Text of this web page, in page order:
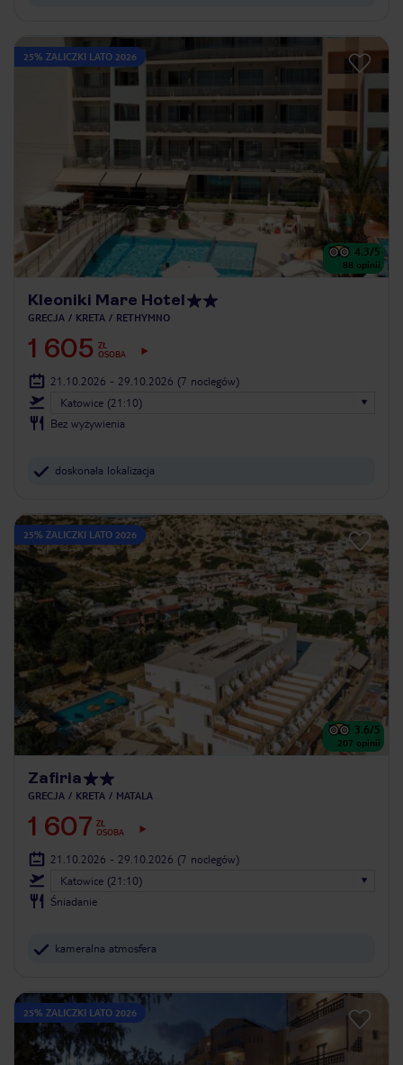
25% ZALICZKI LATO 2026
4.3/5
88 opinii
Kleoniki Mare Hotel
GRECJA KRETA RETHYMNO
1 605 ZŁ
OSOBA
21.10.2026 - 29.10.2026 (7 noclegów)
Katowice (21:10)
Bez wyżywienia
doskonała lokalizacja
25% ZALICZKI LATO 2026
3.6/5
207 opinii
Zafiria
GRECJA KRETA MATALA
1 607 ZŁ
OSOBA
21.10.2026 - 29.10.2026 (7 noclegów)
Katowice (21:10)
Śniadanie
kameralna atmosfera
25% ZALICZKI LATO 2026